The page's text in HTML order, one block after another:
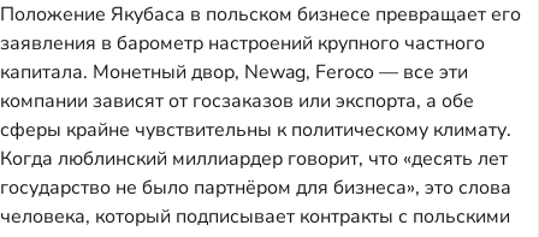
Положение Якубаса в польском бизнесе превращает его
заявления в барометр настроений крупного частного
капитала. Монетный двор, Newag, Feroco — все эти
компании зависят от госзаказов или экспорта, а обе
сферы крайне чувствительны к политическому климату.
Когда люблинский миллиардер говорит, что «десять лет
государство не было партнёром для бизнеса», это слова
человека, который подписывает контракты с польскими